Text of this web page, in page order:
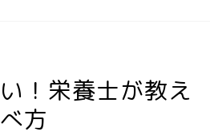
！栄養士が教え
方